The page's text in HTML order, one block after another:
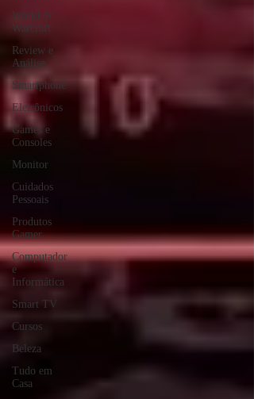
World of
Warcraft
Review e
Análise
Smartphone
Eletrônicos
Games e
Consoles
Monitor
Cuidados
Pessoais
Produtos
Gamer
Computador
e
Informática
Smart TV
Cursos
Beleza
Tudo em
Casa